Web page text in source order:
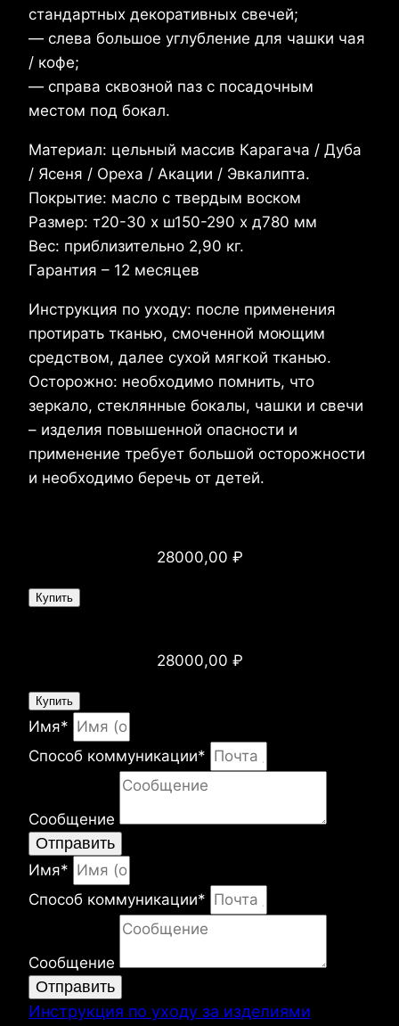
стандартных декоративных свечей;
— слева большое углубление для чашки чая
/ кофе;
— справа сквозной паз с посадочным
местом под бокал.
Материал: цельный массив Карагача / Дуба
/ Ясеня / Ореха / Акации / Эвкалипта.
Покрытие: масло с твердым воском
Размер: т20-30 x ш150-290 х д780 мм
Вес: приблизительно 2,90 кг.
Гарантия – 12 месяцев
Инструкция по уходу: после применения
протирать тканью, смоченной моющим
средством, далее сухой мягкой тканью.
Осторожно: необходимо помнить, что
зеркало, стеклянные бокалы, чашки и свечи
– изделия повышенной опасности и
применение требует большой осторожности
и необходимо беречь от детей.
28000,00 ₽
Купить
28000,00 ₽
Купить
Имя*
Способ коммуникации*
Сообщение
Отправить
Имя*
Способ коммуникации*
Сообщение
Отправить
Инструкция по уходу за изделиями